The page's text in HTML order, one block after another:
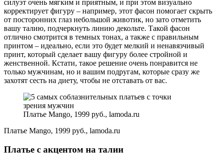
силуэт очень мягким и приятным, и при этом визуально
корректирует фигуру – например, этот фасон помогает скрыть
от посторонних глаз небольшой животик, но зато отметить
вашу талию, подчеркнуть линию декольте. Такой фасон
отлично смотрится в темных тонах, а также с правильным
принтом – идеально, если это будет мелкий и ненавязчивый
принт, который сделает вашу фигуру более стройной и
женственной. Кстати, такое решение очень понравится не
только мужчинам, но и вашим подругам, которые сразу же
захотят сесть на диету, чтобы не отставать от вас.
Платье Mango, 1999 руб., lamoda.ru
Платье Mango, 1999 руб., lamoda.ru
Платье с акцентом на талии